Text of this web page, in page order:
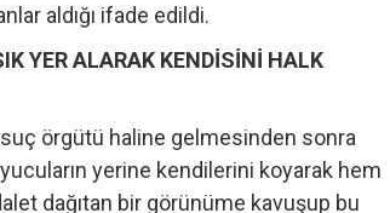
aldığı ifade edildi.
YER ALARAK KENDİSİNİ HALK
suç örgütü haline gelmesinden sonra
yerine kendilerini koyarak hem
dağıtan bir görünüme kavuşup bu